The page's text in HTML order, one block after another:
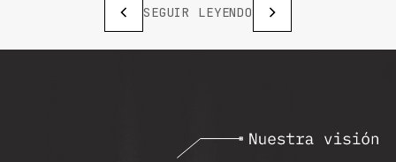
SEGUIR LEYENDO